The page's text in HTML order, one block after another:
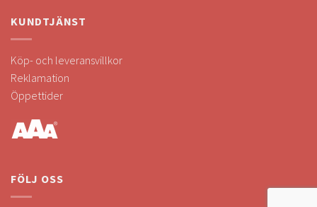
KUNDTJÄNST
Köp- och leveransvillkor
Reklamation
Öppettider
FÖLJ OSS